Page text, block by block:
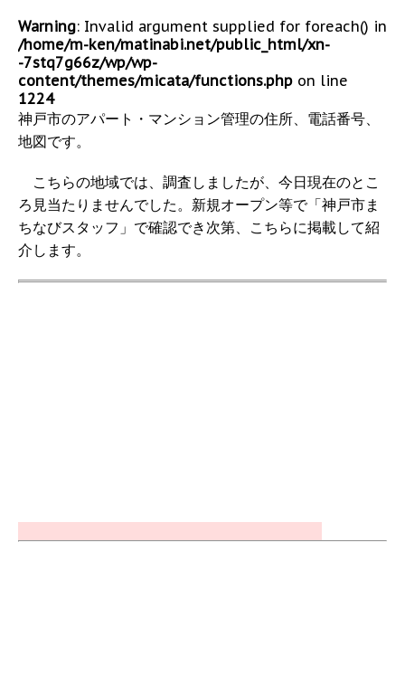
Warning: Invalid argument supplied for foreach() in
/home/m-ken/matinabi.net/public_html/xn-
-7stq7g66z/wp/wp-
content/themes/micata/functions.php on line
1224
神戸市のアパート・マンション管理の住所、電話番号、
地図です。
こちらの地域では、調査しましたが、今日現在のとこ
ろ見当たりませんでした。新規オープン等で「神戸市ま
ちなびスタッフ」で確認でき次第、こちらに掲載して紹
介します。